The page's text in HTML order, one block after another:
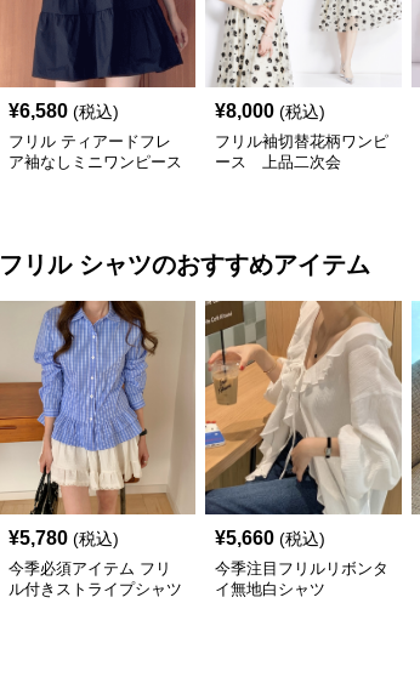
¥6,580 (税込)
フリル ティアードフレ
ア袖なしミニワンピース
¥8,000 (税込)
フリル袖切替花柄ワンピ
ース 上品二次会
フリル シャツのおすすめアイテム
¥5,780 (税込)
今季必須アイテム フリ
ル付きストライプシャツ
¥5,660 (税込)
今季注目フリルリボンタ
イ無地白シャツ